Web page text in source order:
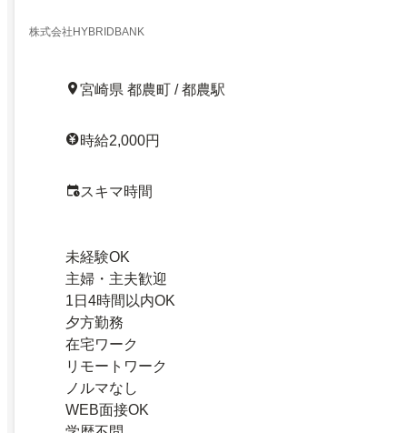
株式会社HYBRIDBANK
宮崎県 都農町 / 都農駅
時給2,000円
スキマ時間
未経験OK
主婦・主夫歓迎
1日4時間以内OK
夕方勤務
在宅ワーク
リモートワーク
ノルマなし
WEB面接OK